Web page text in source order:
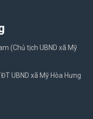
(Chủ tịch UBND xã Mỹ
UBND xã Mỹ Hòa Hưng